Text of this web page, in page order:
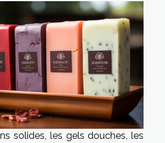
solides, les gels douches, les